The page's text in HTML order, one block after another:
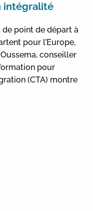
intégralité
de point de départ à
pour l’Europe,
conseiller
pour
(CTA) montre